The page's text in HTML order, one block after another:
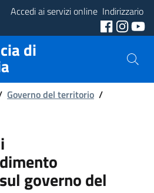
Accedi ai servizi online Indirizzario
di
Governo del territorio /
governo del